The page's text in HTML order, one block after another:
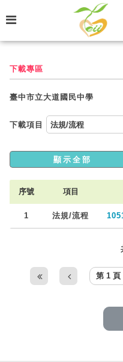
下載專區
臺中市立大道國民中學
下載項目
顯示全部
序號 項目
1 法規/流程